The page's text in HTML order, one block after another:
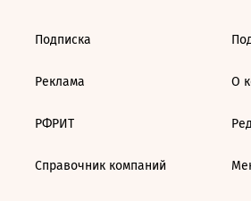
Подписка
Реклама
РФРИТ
Справочник компаний
О